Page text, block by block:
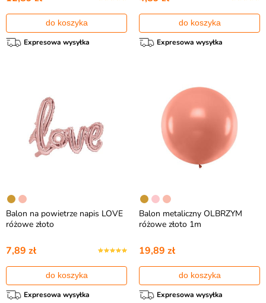
do koszyka
Expresowa wysyłka
do koszyka
Expresowa wysyłka
Balon na powietrze napis LOVE
różowe złoto
7,89 zł
do koszyka
Expresowa wysyłka
Balon metaliczny OLBRZYM
różowe złoto 1m
19,89 zł
do koszyka
Expresowa wysyłka